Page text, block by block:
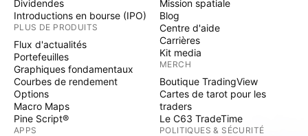
Dividendes
Introductions en bourse (IPO)
PLUS DE PRODUITS
Flux d'actualités
Portefeuilles
Graphiques fondamentaux
Courbes de rendement
Options
Macro Maps
Pine Script®
APPS
Mission spatiale
Blog
Centre d'aide
Carrières
Kit media
MERCH
Boutique TradingView
Cartes de tarot pour les
traders
Le C63 TradeTime
POLITIQUES & SÉCURITÉ